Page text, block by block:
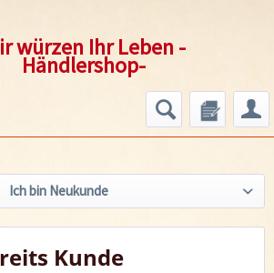
würzen Ihr Leben -
Händlershop-
Ich bin Neukunde
Kunde